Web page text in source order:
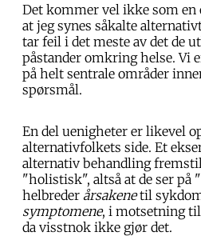
Det kommer vel ikke som en
at jeg synes såkalte
tar feil i det meste av det de
påstander omkring helse. Vi
på helt sentrale områder
spørsmål.
En del uenigheter er likevel
alternativfolkets side. Et
alternativ behandling
"holistisk", altså at de ser på
helbreder årsakenetil
symptomene, i motsetning
da visstnok ikke gjør det.